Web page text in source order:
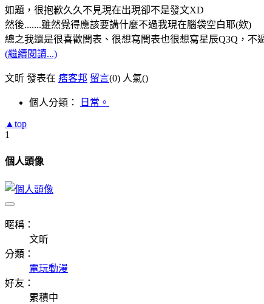
如題，很抱歉久久不見現在出現卻不是發文XD
然後.......雖然覺得應該要講什麼不過我現在腦袋空白耶(欸)
總之我還是很喜歡闇表、很想寫闇表也很想寫星辰Q3Q，
(繼續閱讀...)
文昕 發表在 痞客邦 留言(0) 人氣()
個人分類： 日常。
▲top
1
個人頭像
暱稱：
文昕
分類：
電玩動漫
好友：
累積中